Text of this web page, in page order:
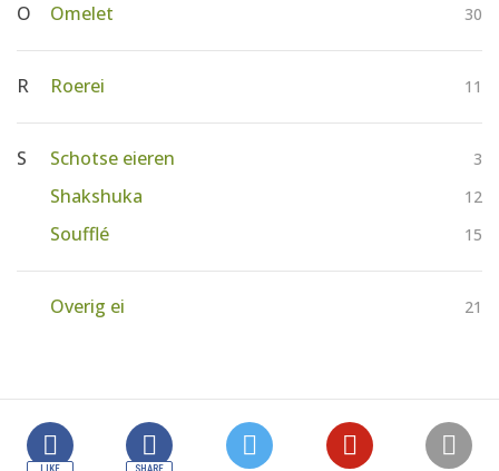
O Omelet 30
R Roerei 11
S Schotse eieren 3
Shakshuka 12
Soufflé 15
Overig ei 21